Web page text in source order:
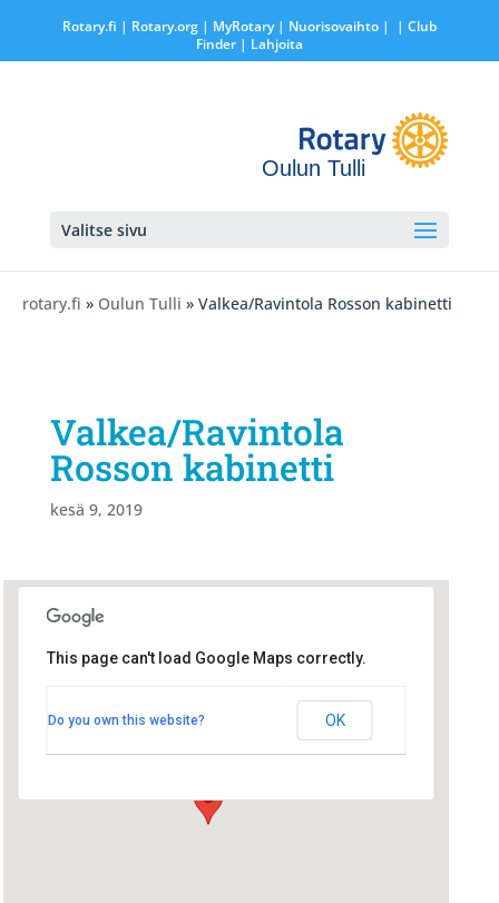
Rotary.fi | Rotary.org| MyRotary | Nuorisovaihto|
| Club
Finder| Lahjoita
Oulun Tulli
Valitse sivu
rotary.fi » Oulun Tulli » Valkea/Ravintola Rosson kabinetti
Valkea/Ravintola
Rosson kabinetti
kesä 9, 2019
Valkea/Ravintola Rosson
Isokatu 24 - Oulu
This page can't load Google Maps correctly.
Do you own this website? OK